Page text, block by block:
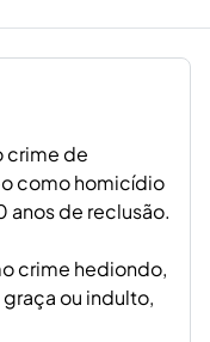
crime de
como homicídio
anos de reclusão.
crime hediondo,
ou indulto,